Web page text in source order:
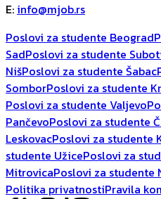
E: info@mjob.rs
Poslovi za studente Beograd
SadPoslovi za studente
NišPoslovi za studente Šabac
SomborPoslovi za studente
Poslovi za studente Valjevo
PančevoPoslovi za studente
LeskovacPoslovi za studente
studente UžicePoslovi za
MitrovicaPoslovi za studente
Politika privatnostiPravila